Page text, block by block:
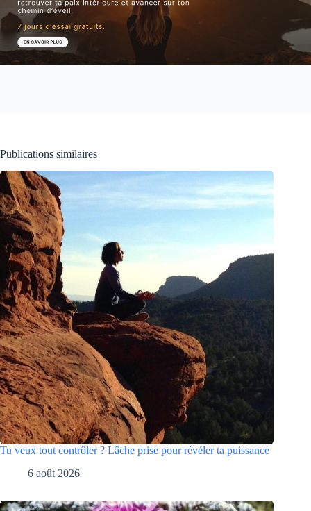
Publications similaires
Tu veux tout contrôler ? Lâche prise pour révéler ta puissance
6 août 2026